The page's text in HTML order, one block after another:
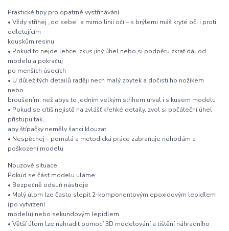
Praktické tipy pro opatrné vystřihávání
• Vždy stříhej „od sebe" a mimo linii očí – s brýlemi máš kryté oči i proti
odletujícím
kouskům resinu
• Pokud to nejde lehce, zkus jiný úhel nebo si podpěru zkrať dál od
modelu a pokračuj
po menších úsecích
• U důležitých detailů raději nech malý zbytek a dočisti ho nožíkem
nebo
broušením, než abys to jedním velkým střihem urval i s kusem modelu
• Pokud se cítíš nejistě na zvlášť křehké detaily, zvol si počáteční úhel
přístupu tak,
aby štípačky neměly šanci klouzat
• Nespěchej – pomalá a metodická práce zabraňuje nehodám a
poškození modelu
Nouzové situace
Pokud se část modelu uláme:
• Bezpečně odsuň nástroje
• Malý úlom lze často slepit 2-komponentovým epoxidovým lepidlem
(po vytvrzení
modelu) nebo sekundovým lepidlem
• Větší úlom lze nahradit pomocí 3D modelování a tištění náhradního